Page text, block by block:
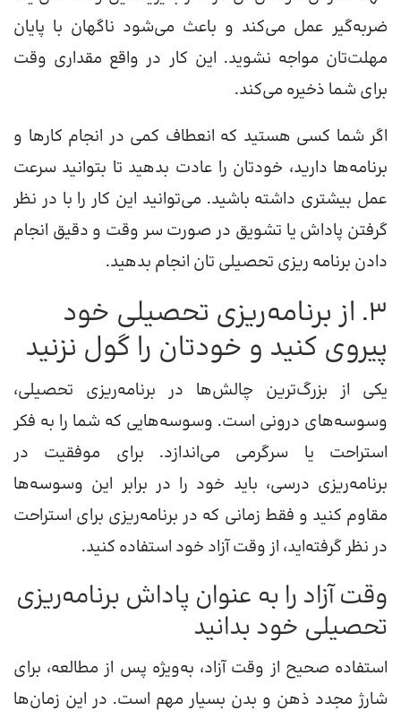
ضربه‌گیر عمل می‌کند و باعث می‌شود ناگهان با پایان
مهلت‌تان مواجه نشوید. این کار در واقع مقداری وقت
برای‌ شما ذخیره می‌کند.
اگر شما کسی هستید که انعطاف کمی در انجام کارها و
برنامه‌ها دارید، خودتان را عادت بدهید تا بتوانید سرعت
عمل بیشتری داشته باشید. می‌توانید این کار را با در نظر
گرفتن پاداش یا تشویق در صورت سر وقت و دقیق انجام
دادن برنامه ریزی تحصیلی‌ تان انجام بدهید.
3. از برنامه‌ریزی تحصیلی خود
پیروی کنید و خودتان را گول نزنید
یکی از بزرگ‌ترین چالش‌ها در برنامه‌ریزی تحصیلی،
وسوسه‌های درونی است. وسوسه‌هایی که شما را به فکر
استراحت یا سرگرمی می‌اندازد. برای موفقیت در
برنامه‌ریزی درسی، باید خود را در برابر این وسوسه‌ها
مقاوم کنید و فقط زمانی که در برنامه‌ریزی برای استراحت
در نظر گرفته‌اید، از وقت آزاد خود استفاده کنید.
وقت آزاد را به عنوان پاداش برنامه‌ریزی
تحصیلی خود بدانید
استفاده صحیح از وقت آزاد، به‌ویژه پس از مطالعه، برای
شارژ مجدد ذهن و بدن بسیار مهم است. در این زمان‌ها